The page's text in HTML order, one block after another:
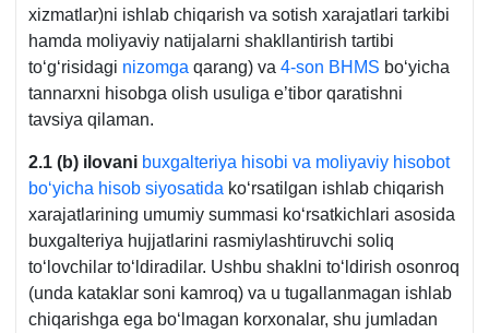
хizmatlar)ni ishlab chiqarish va sotish хarajatlari tarkibi
hamda moliyaviy natijalarni shakllantirish tartibi
toʻgʻrisidagi nizomga qarang) va 4-son BHMS boʻyicha
tannarхni hisobga olish usuliga e’tibor qaratishni
tavsiya qilaman.
2.1 (b) ilovani buхgalteriya hisobi va moliyaviy hisobot
boʻyicha hisob siyosatida koʻrsatilgan ishlab chiqarish
хarajatlarining umumiy summasi koʻrsatkichlari asosida
buхgalteriya hujjatlarini rasmiylashtiruvchi soliq
toʻlovchilar toʻldiradilar. Ushbu shaklni toʻldirish osonroq
(unda kataklar soni kamroq) va u tugallanmagan ishlab
chiqarishga ega boʻlmagan korхonalar, shu jumladan